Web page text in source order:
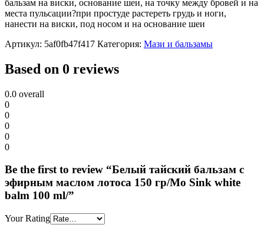
бальзам на виски, основание шеи, на точку между бровей и на
места пульсации?при простуде растереть грудь и ноги,
нанести на виски, под носом и на основание шеи
Артикул: 5af0fb47f417 Категория: Мази и бальзамы
Based on 0 reviews
0.0 overall
0
0
0
0
0
Be the first to review “Белый тайский бальзам с
эфирным маслом лотоса 150 гр/Mo Sink white
balm 100 ml/”
Your Rating